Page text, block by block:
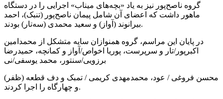
گروه ناصح‌پور نیز به یاد «بچه‌های میناب» اجرایی را در دستگاه
ماهور داشت که اعضای آن شامل پیمان ناصح‌پور (تنبک)، احمد
بیرانوند (آواز) و سعید محمدی (سه‌تار) بودند.
در پایان این مراسم، گروه همنوازان سایه متشکل از محمدامین
اکبرپور/تار و سرپرست، پوریا اخواص/آواز و کمانچه، حمیدرضا
برزویی/سنتور، محمد یوسفی/نی
محسن فروغی / عود، محمدمهدی کریمی / تمبک و دف قطعه (ظفر)
و چهارگاه را اجرا کردند.